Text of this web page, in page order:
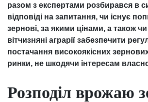
разом з експертами розбирався в
відповіді на запитання, чи існує
зернові, за якими цінами, а також чи
вітчизняні аграрії забезпечити
постачання високоякісних
ринки, не шкодячи інтересам
Розподіл врожаю